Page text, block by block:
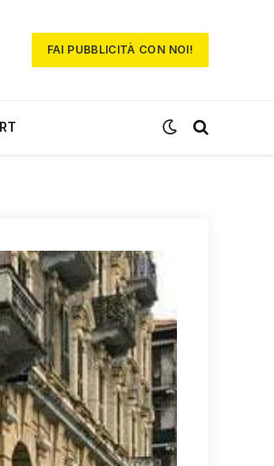
FAI PUBBLICITÀ CON NOI!